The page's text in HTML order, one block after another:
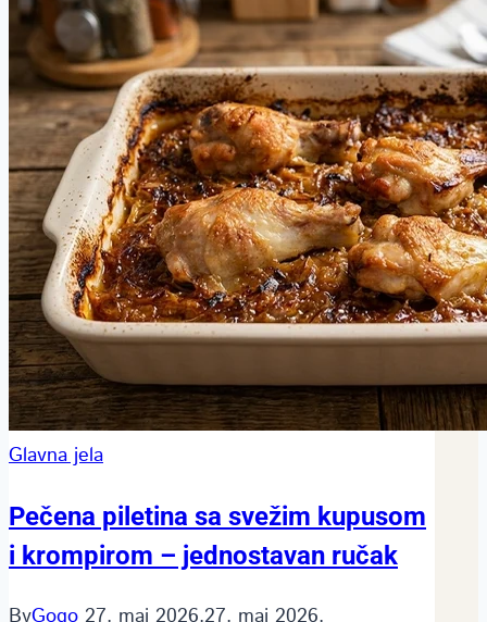
Glavna jela
Pečena piletina sa svežim kupusom
i krompirom – jednostavan ručak